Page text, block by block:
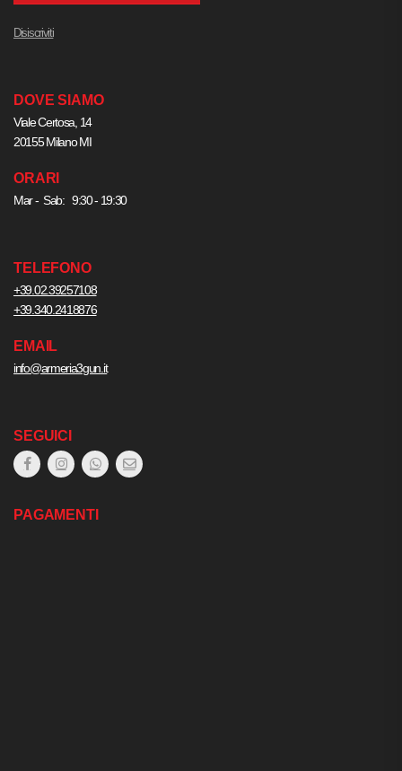
Disiscriviti
DOVE SIAMO
Viale Certosa, 14
20155 Milano MI
ORARI
Mar - Sab: 9:30 - 19:30
TELEFONO
+39.02.39257108
+39.340.2418876
EMAIL
info@armeria3gun.it
SEGUICI
PAGAMENTI